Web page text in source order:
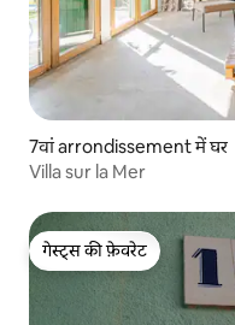
7वां arrondissement में घर
Villa sur la Mer
गेस्ट्स की फ़ेवरेट
गेस्ट्स की फ़ेवरेट